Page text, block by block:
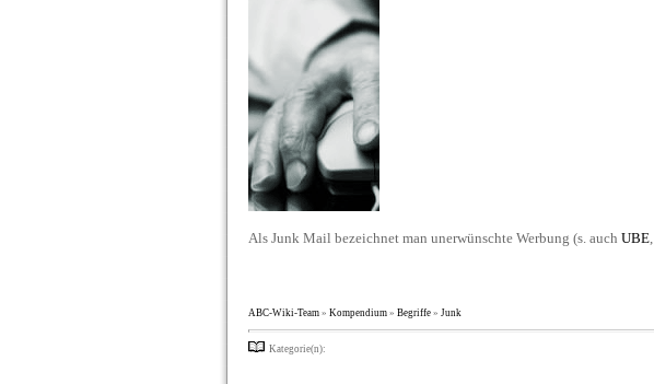
Als Junk Mail bezeichnet man unerwünschte Werbung (s. auch UBE,
ABC-Wiki-Team » Kompendium » Begriffe » Junk
Kategorie(n):